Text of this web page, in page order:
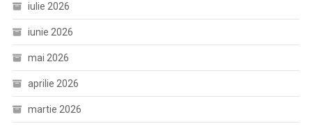
iulie 2026
iunie 2026
mai 2026
aprilie 2026
martie 2026